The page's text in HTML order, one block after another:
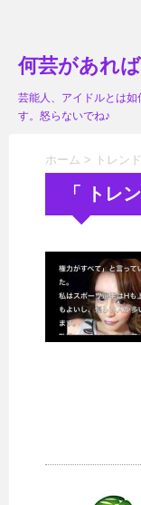
何芸があれ
芸能人、アイドルとは
す。怒らないでね♪
ホーム > トレンド
「 トレ